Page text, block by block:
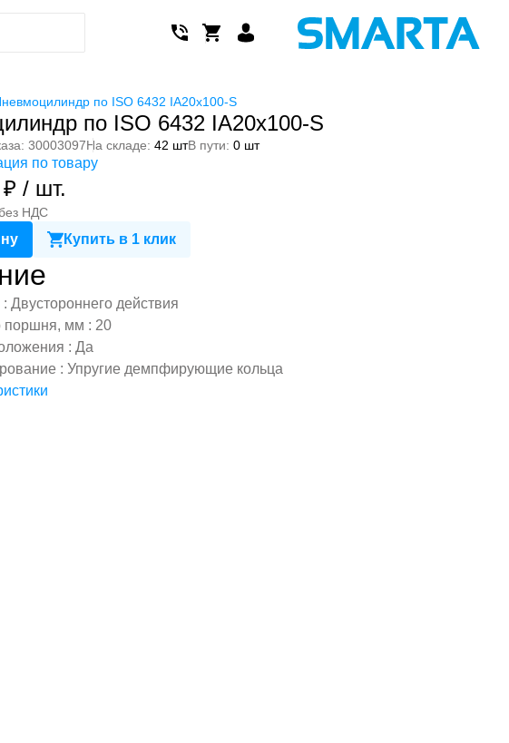
по ISO 6432 IA20x100-S
по ISO 6432 IA20x100-S
30003097На складе: 42 штВ пути: 0 шт
по товару
/ шт.
НДС
Купить в 1 клик
Двустороннего действия
поршня, мм : 20
: Да
: Упругие демпфирующие кольца